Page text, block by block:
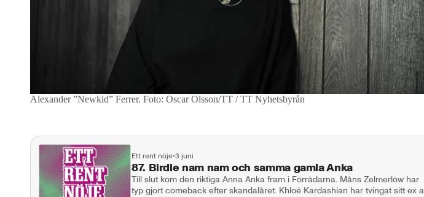
Alexander ”Newkid” Ferrer. Foto: Oscar Olsson/TT / TT Nyhetsbyrån
Ett rent nöje•3 juni
87. Birdie nam nam och samma gamla Anka
Till slut kom den riktiga Anna Anka fram i Förrädarna. Måns Zelmerlöw har
typ gjort comeback efter skandalåret. Khloé Kardashian har tvingat sitt ex